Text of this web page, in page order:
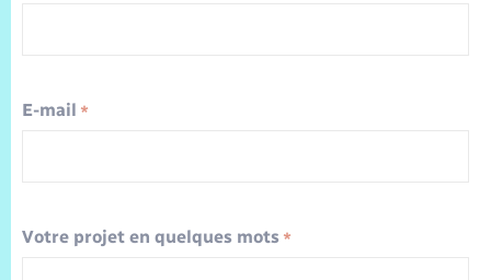
E-mail *
Votre projet en quelques mots *